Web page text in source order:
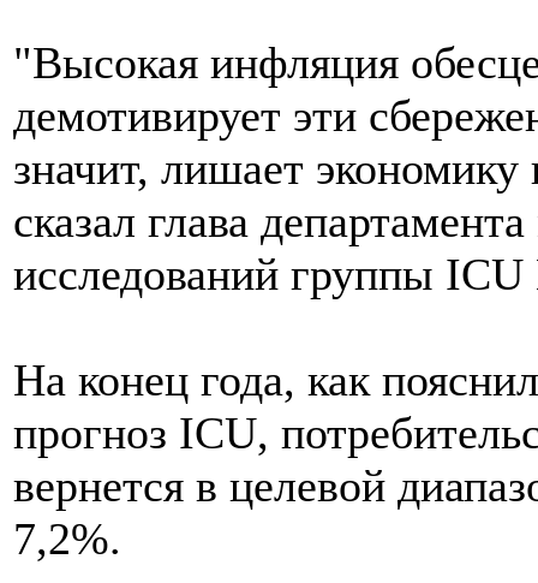
"Высокая инфляция
демотивирует эти
значит, лишает
сказал глава
исследований группы
На конец года, как
прогноз ICU,
вернется в целевой
7,2%.